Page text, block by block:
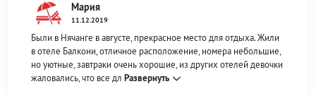
Мария
11.12.2019
Были в Нячанге в августе, прекрасное место для отдыха. Жили
в отеле Балкони, отличное расположение, номера небольшие,
но уютные, завтраки очень хорошие, из других отелей девочки
жаловались, что все дл Развернуть